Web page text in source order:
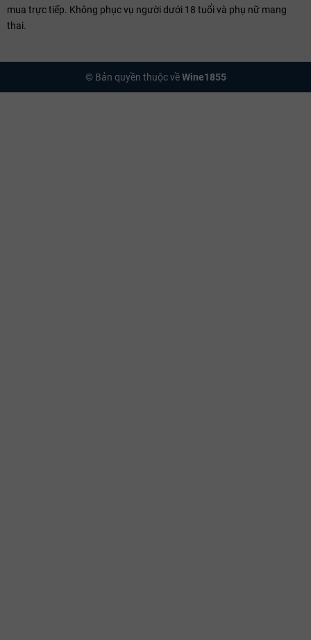
mua trực tiếp. Không phục vụ người dưới 18 tuổi và phụ nữ mang
thai.
© Bản quyền thuộc vềWine1855